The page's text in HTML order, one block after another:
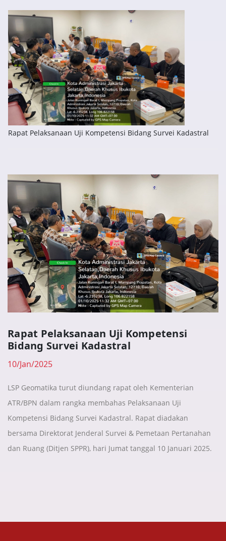
Rapat Pelaksanaan Uji Kompetensi Bidang Survei Kadastral
Rapat Pelaksanaan Uji Kompetensi
Bidang Survei Kadastral
10/Jan/2025
LSP Geomatika turut diundang rapat oleh Kementerian
ATR/BPN dalam rangka membahas Pelaksanaan Uji
Kompetensi Bidang Survei Kadastral. Rapat diadakan
bersama Direktorat Jenderal Survei & Pemetaan Pertanahan
dan Ruang (Ditjen SPPR), hari Jumat tanggal 10 Januari 2025.